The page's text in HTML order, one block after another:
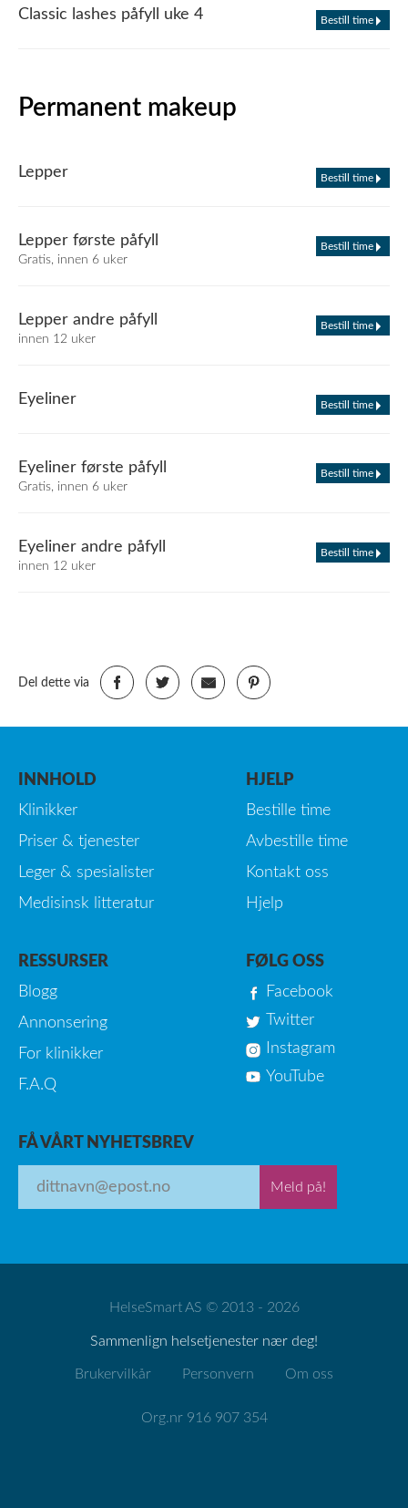
Classic lashes påfyll uke 4 Bestill time
Permanent makeup
Lepper Bestill time
Lepper første påfyll
Gratis, innen 6 uker
Bestill time
Lepper andre påfyll
innen 12 uker
Bestill time
Eyeliner Bestill time
Eyeliner første påfyll
Gratis, innen 6 uker
Bestill time
Eyeliner andre påfyll
innen 12 uker
Bestill time
Del dette via
INNHOLD
Klinikker
Priser & tjenester
Leger & spesialister
Medisinsk litteratur
HJELP
Bestille time
Avbestille time
Kontakt oss
Hjelp
RESSURSER
Blogg
Annonsering
For klinikker
F.A.Q
FØLG OSS
Facebook
Twitter
Instagram
YouTube
FÅ VÅRT NYHETSBREV
Meld på!
HelseSmart AS © 2013 - 2026
Sammenlign helsetjenester nær deg!
Brukervilkår Personvern Om oss
Org.nr 916 907 354